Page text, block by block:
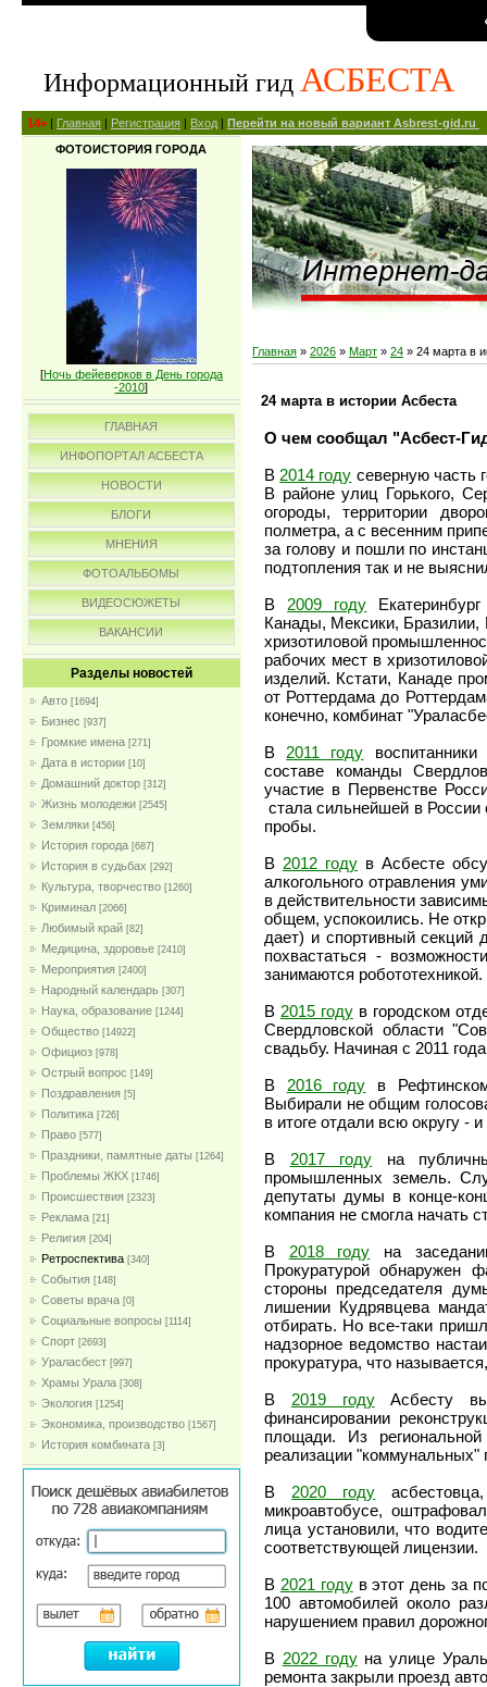
Информационный гид АСБЕСТА
14+ | Главная | Регистрация | Вход | Перейти на новый вариант Asbrest-gid.ru
ФОТОИСТОРИЯ ГОРОДА
[Ночь фейеверков в День города
-2010]
ГЛАВНАЯ
ИНФОПОРТАЛ АСБЕСТА
НОВОСТИ
БЛОГИ
МНЕНИЯ
ФОТОАЛЬБОМЫ
ВИДЕОСЮЖЕТЫ
ВАКАНСИИ
Разделы новостей
Авто [1694]
Бизнес [937]
Громкие имена [271]
Дата в истории [10]
Домашний доктор [312]
Жизнь молодежи [2545]
Земляки [456]
История города [687]
История в судьбах [292]
Культура, творчество [1260]
Криминал [2066]
Любимый край [82]
Медицина, здоровье [2410]
Мероприятия [2400]
Народный календарь [307]
Наука, образование [1244]
Общество [14922]
Официоз [978]
Острый вопрос [149]
Поздравления [5]
Политика [726]
Право [577]
Праздники, памятные даты [1264]
Проблемы ЖКХ [1746]
Проиcшествия [2323]
Реклама [21]
Религия [204]
Ретроспектива [340]
События [148]
Советы врача [0]
Социальные вопросы [1114]
Спорт [2693]
Ураласбест [997]
Храмы Урала [308]
Экология [1254]
Экономика, производство [1567]
История комбината [3]
Главная » 2026 » Март » 24 » 24 марта в
24 марта в истории Асбеста
О чем сообщал "Асбест-
В 2014 году северную часть
В районе улиц Горького,
огороды, территории
полметра, а с весенним
за голову и пошли по
подтопления так и не
В 2009 году
Канады, Мексики,
хризотиловой
рабочих мест в
изделий. Кстати, Канаде
от Роттердама до
конечно, комбинат
В 2011 году
составе команды
участие в Первенстве
стала сильнейшей в
пробы.
В 2012 году в Асбесте
алкогольного отравления
в действительности
общем, успокоились. Не
дает) и спортивный
похвастаться -
занимаются робототехникой.
В 2015 годув городском
Свердловской области
свадьбу. Начиная с 2011
В 2016 году в
Выбирали не общим
в итоге отдали всю округу -
В 2017 году на
промышленных земель.
депутаты думы в конце-
компания не смогла начать
В 2018 году на
Прокуратурой обнаружен
стороны председателя
лишении Кудрявцева
отбирать. Но все-таки
надзорное ведомство
прокуратура, что
В 2019 годуАсбесту
финансировании
площади. Из
реализации "коммунальных"
В 2020 году
микроавтобусе,
лица установили, что
соответствующей лицензии.
В 2021 годув этот день за
100 автомобилей около
нарушением правил
В 2022 годуна улице
ремонта закрыли проезд